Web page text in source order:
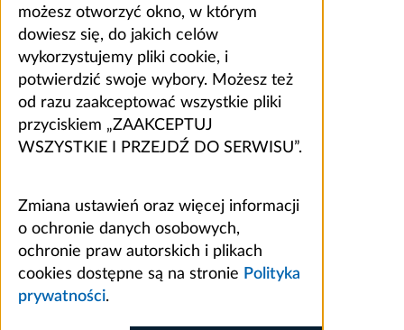
możesz otworzyć okno, w którym
dowiesz się, do jakich celów
wykorzystujemy pliki cookie, i
potwierdzić swoje wybory. Możesz też
od razu zaakceptować wszystkie pliki
przyciskiem „ZAAKCEPTUJ
WSZYSTKIE I PRZEJDŹ DO SERWISU”.
Zmiana ustawień oraz więcej informacji
o ochronie danych osobowych,
ochronie praw autorskich i plikach
cookies dostępne są na stronie Polityka
prywatności.